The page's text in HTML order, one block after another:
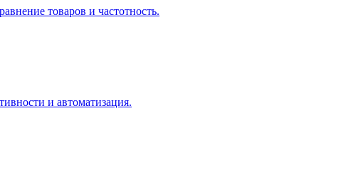
товаров и частотность.
и автоматизация.